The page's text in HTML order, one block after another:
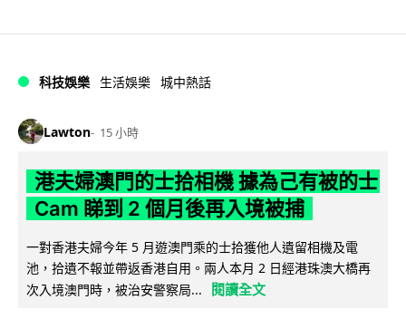
科技娛樂 生活娛樂 城中熱話
Lawton 15 小時
港夫婦澳門的士拾相機 據為己有被的士
Cam 睇到 2 個月後再入境被捕
一對香港夫婦今年 5 月遊澳門乘的士拾獲他人遺留相機及電
池，拾遺不報並帶返香港自用。兩人本月 2 日經港珠澳大橋再
次入境澳門時，被治安警察局...
閱讀全文